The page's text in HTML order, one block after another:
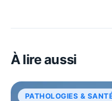
À lire aussi
PATHOLOGIES &